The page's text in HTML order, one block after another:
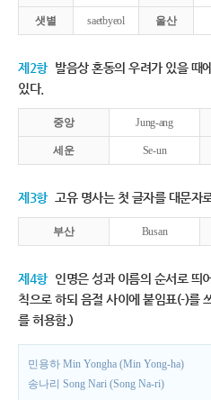
샛별 saetbyeol 울산
제2항 발음상 혼동의 우려가 있을 때
있다.
중앙 Jung-ang
세운 Se-un
제3항 고유 명사는 첫 글자를 대문자
부산 Busan
제4항 인명은 성과 이름의 순서로 띄
칙으로 하되 음절 사이에 붙임표(-)를
를 허용함.)
민용하 Min Yongha (Min Yong-ha)
송나리 Song Nari (Song Na-ri)